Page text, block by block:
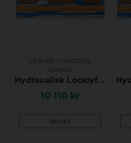
LEISURE CONCEPTS
SPABAD
Hydraualisk Locklyftare från Leisure Concept - CoverMate III - Passar till JACUZZI® J-470/J-480
10 110 kr
Bevaka